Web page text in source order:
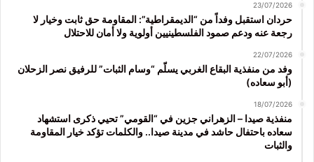
23/07/2026
حردان استقبل وفداً من “الديمقراطية”: المقاومة حق ثابت وخيار لا
رجعة عنه ودعم صمود الفلسطينيين أولوية ولا أمان للاحتلال
22/07/2026
وفد من منفذية البقاع الغربي يسلّم “وسام الثبات” للرفيق نصر الزحلان
(أبو سعاده)
18/07/2026
منفذية صيدا – الزهراني جزين في “القومي” تحيي ذكرى استشهاد
سعاده باحتفال حاشد في مدينة صيدا.. والكلمات تؤكد خيار المقاومة
والثبات